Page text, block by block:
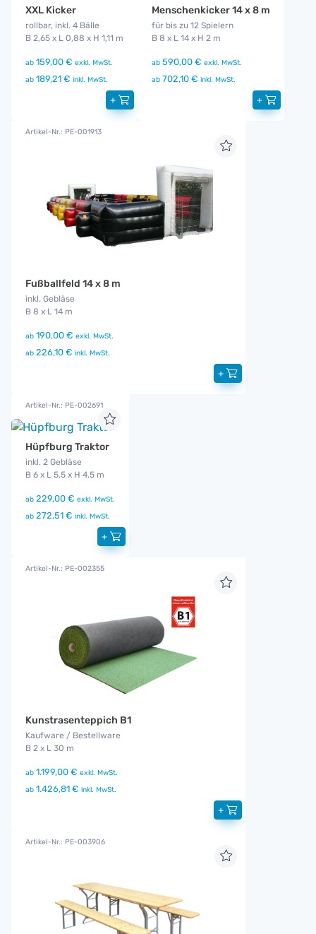
XXL Kicker
rollbar, inkl. 4 Bälle
B 2,65 x L 0,88 x H 1,11 m
ab 159,00 € exkl. MwSt.
ab 189,21 € inkl. MwSt.
+
Menschenkicker 14 x 8 m
für bis zu 12 Spielern
B 8 x L 14 x H 2 m
ab 590,00 € exkl. MwSt.
ab 702,10 € inkl. MwSt.
+
Artikel-Nr.: PE-001913
Fußballfeld 14 x 8 m
inkl. Gebläse
B 8 x L 14 m
ab 190,00 € exkl. MwSt.
ab 226,10 € inkl. MwSt.
+
Artikel-Nr.: PE-002691
Hüpfburg Traktor
inkl. 2 Gebläse
B 6 x L 5,5 x H 4,5 m
ab 229,00 € exkl. MwSt.
ab 272,51 € inkl. MwSt.
+
Artikel-Nr.: PE-002355
Kunstrasenteppich B1
Kaufware / Bestellware
B 2 x L 30 m
ab 1.199,00 € exkl. MwSt.
ab 1.426,81 € inkl. MwSt.
+
Artikel-Nr.: PE-003906